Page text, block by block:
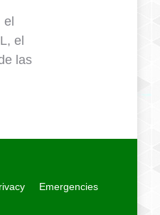
el
las
Emergencies